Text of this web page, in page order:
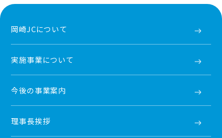
岡崎JCについて
実施事業について
今後の事業案内
理事長挨拶